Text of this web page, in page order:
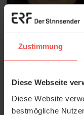
Zustimmung
Diese Webseite
Diese Website
bestmögliche
Sie möchten noch
Anstoß
© Ruth